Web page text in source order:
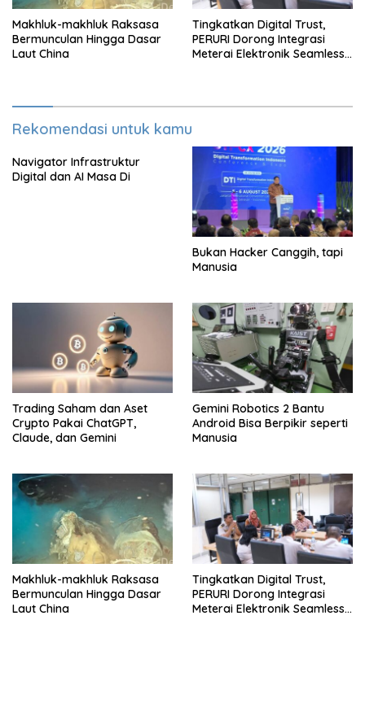
Makhluk-makhluk Raksasa
Bermunculan Hingga Dasar
Laut China
Tingkatkan Digital Trust,
PERURI Dorong Integrasi
Meterai Elektronik Seamless
Rekomendasi untuk kamu
Navigator Infrastruktur
Digital dan AI Masa Di
Bukan Hacker Canggih, tapi
Manusia
Trading Saham dan Aset
Crypto Pakai ChatGPT,
Claude, dan Gemini
Gemini Robotics 2 Bantu
Android Bisa Berpikir seperti
Manusia
Makhluk-makhluk Raksasa
Bermunculan Hingga Dasar
Laut China
Tingkatkan Digital Trust,
PERURI Dorong Integrasi
Meterai Elektronik Seamless